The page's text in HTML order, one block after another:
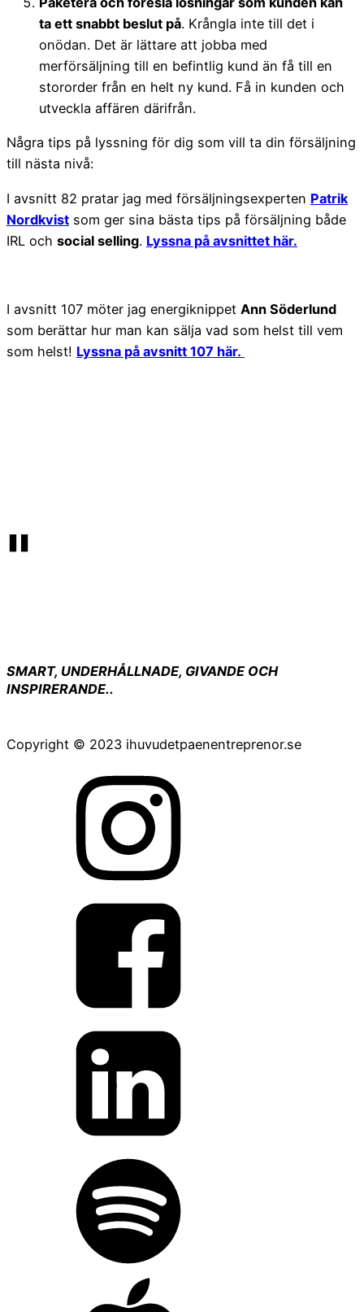
ta ett snabbt beslut på. Krångla inte till det i
onödan. Det är lättare att jobba med
merförsäljning till en befintlig kund än få till en
stororder från en helt ny kund. Få in kunden och
utveckla affären därifrån.
Några tips på lyssning för dig som vill ta din försäljning
till nästa nivå:
I avsnitt 82 pratar jag med försäljningsexperten Patrik
Nordkvist som ger sina bästa tips på försäljning både
IRL och social selling. Lyssna på avsnittet här.
I avsnitt 107 möter jag energiknippet Ann Söderlund
som berättar hur man kan sälja vad som helst till vem
som helst! Lyssna på avsnitt 107 här.
"
SMART, UNDERHÅLLNADE, GIVANDE OCH
INSPIRERANDE..
Copyright © 2023 ihuvudetpaenentreprenor.se